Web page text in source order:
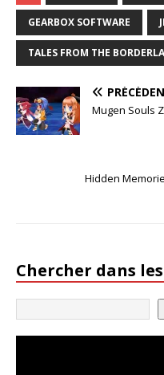
GEARBOX SOFTWARE
TALES FROM THE
Mugen Souls Z
Hidden
Chercher dans